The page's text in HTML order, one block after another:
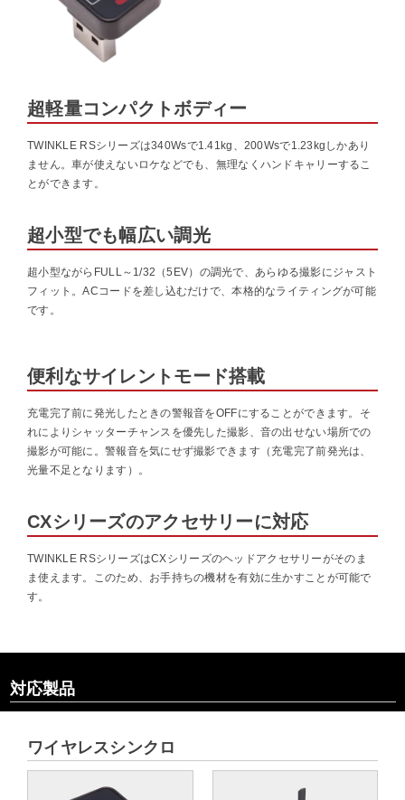
超軽量コンパクトボディー
TWINKLE RSシリーズは340Wsで1.41kg、200Wsで1.23kgしかあり
ません。車が使えないロケなどでも、無理なくハンドキャリーするこ
とができます。
超小型でも幅広い調光
超小型ながらFULL～1/32（5EV）の調光で、あらゆる撮影にジャスト
フィット。ACコードを差し込むだけで、本格的なライティングが可能
です。
便利なサイレントモード搭載
充電完了前に発光したときの警報音をOFFにすることができます。そ
れによりシャッターチャンスを優先した撮影、音の出せない場所での
撮影が可能に。警報音を気にせず撮影できます（充電完了前発光は、
光量不足となります）。
CXシリーズのアクセサリーに対応
TWINKLE RSシリーズはCXシリーズのヘッドアクセサリーがそのま
ま使えます。このため、お手持ちの機材を有効に生かすことが可能で
す。
対応製品
ワイヤレスシンクロ